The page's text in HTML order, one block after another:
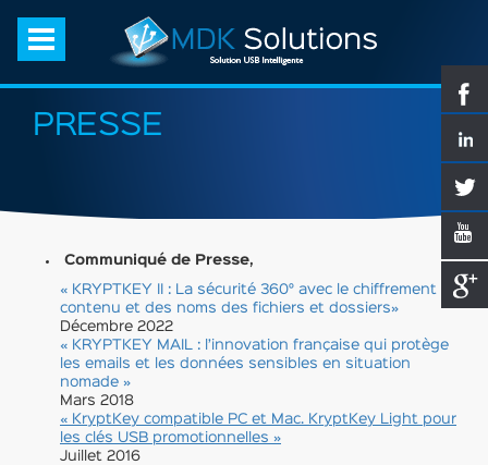
PRESSE
Communiqué de Presse,
« KRYPTKEY II : La sécurité 360° avec le chiffrement du
contenu et des noms des fichiers et dossiers»
Décembre 2022
« KRYPTKEY MAIL : l’innovation française qui protège
les emails et les données sensibles en situation
nomade »
Mars 2018
« KryptKey compatible PC et Mac. KryptKey Light pour
les clés USB promotionnelles »
Juillet 2016